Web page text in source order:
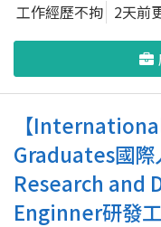
工作經歷不拘 2天前
【
Graduates國際
Research and
Enginner研發